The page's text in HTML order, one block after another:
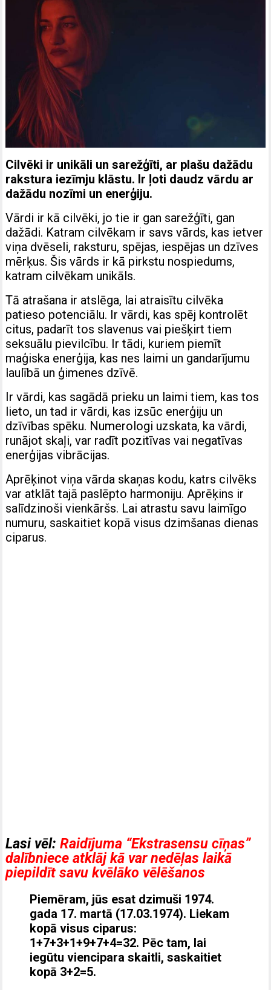
Cilvēki ir unikāli un sarežģīti, ar plašu dažādu
rakstura iezīmju klāstu. Ir ļoti daudz vārdu ar
dažādu nozīmi un enerģiju.
Vārdi ir kā cilvēki, jo tie ir gan sarežģīti, gan
dažādi. Katram cilvēkam ir savs vārds, kas ietver
viņa dvēseli, raksturu, spējas, iespējas un dzīves
mērķus. Šis vārds ir kā pirkstu nospiedums,
katram cilvēkam unikāls.
Tā atrašana ir atslēga, lai atraisītu cilvēka
patieso potenciālu. Ir vārdi, kas spēj kontrolēt
citus, padarīt tos slavenus vai piešķirt tiem
seksuālu pievilcību. Ir tādi, kuriem piemīt
maģiska enerģija, kas nes laimi un gandarījumu
laulībā un ģimenes dzīvē.
Ir vārdi, kas sagādā prieku un laimi tiem, kas tos
lieto, un tad ir vārdi, kas izsūc enerģiju un
dzīvības spēku. Numerologi uzskata, ka vārdi,
runājot skaļi, var radīt pozitīvas vai negatīvas
enerģijas vibrācijas.
Aprēķinot viņa vārda skaņas kodu, katrs cilvēks
var atklāt tajā paslēpto harmoniju. Aprēķins ir
salīdzinoši vienkāršs. Lai atrastu savu laimīgo
numuru, saskaitiet kopā visus dzimšanas dienas
ciparus.
Lasi vēl:Raidījuma “Ekstrasensu cīņas”
dalībniece atklāj kā var nedēļas laikā
piepildīt savu kvēlāko vēlēšanos
Piemēram, jūs esat dzimuši 1974.
gada 17. martā (17.03.1974). Liekam
kopā visus ciparus:
1+7+3+1+9+7+4=32. Pēc tam, lai
iegūtu viencipara skaitli, saskaitiet
kopā 3+2=5.